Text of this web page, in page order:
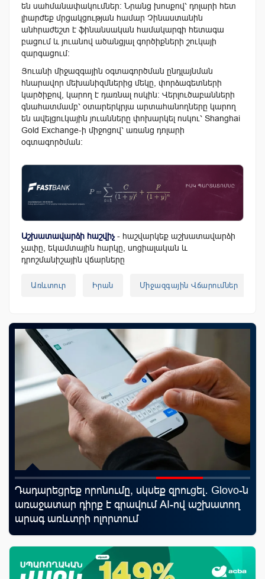
են սահմանափակումներ։ Նրանց խոսքով՝ դոլարի հետ
լիարժեք մրցակցության համար Չինաստանին
անհրաժեշտ է ֆինանսական համակարգի հետագա
բացում և յուանով ածանցյալ գործիքների շուկայի
զարգացում։
Յուանի միջազգային օգտագործման ընդլայնման
հնարավոր մեխանիզմներից մեկը, փորձագետների
կարծիքով, կարող է դառնալ ոսկին։ Վերլուծաբանների
գնահատմամբ՝ օտարերկրյա արտահանողները կարող
են ավելցուկային յուանները փոխարկել ոսկու՝ Shanghai
Gold Exchange-ի միջոցով՝ առանց դոլարի
օգտագործման։
Աշխատավարձի հաշվիչ - հաշվարկեք աշխատավարձի
չափը, եկամտային հարկը, սոցիալական և
դրոշմանիշային վճարները
Առևտուր Իրան Միջազգային Վճարումներ
Դադարեցրեք որոնումը, սկսեք զրուցել․ Glovo-ն
առաջատար դիրք է գրավում AI-ով աշխատող
արագ առևտրի ոլորտում